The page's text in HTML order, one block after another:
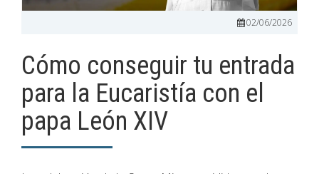
02/06/2026
Cómo conseguir tu entrada
para la Eucaristía con el
papa León XIV